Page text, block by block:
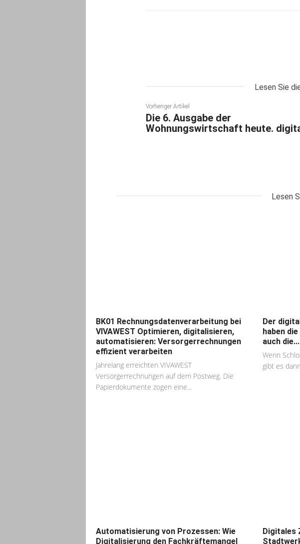
Lesen Sie
Vorheriger Artikel
Die 6. Ausgabe der
Wohnungswirtschaft heute.
Lesen
BK01 Rechnungsdatenverarbeitung bei
VIVAWEST Optimieren, digitalisieren,
automatisieren: Versorgerrechnungen
effizient verarbeiten
Jahrelang erreichten VIVAWEST
Versorgerrechnungen auf dem Postweg. Die
Papierdokumente zogen eine...
Der
haben
auch die...
Wenn
gibt es
Automatisierung von Prozessen: Wie
Digitalisierung den Fachkräftemangel
Digitales